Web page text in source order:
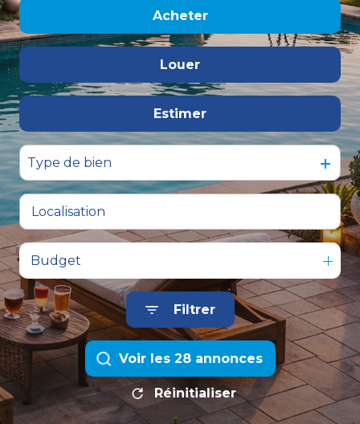
Acheter
De l'immo pro
Louer
De l'immo pro
Estimer
Type de bien
Budget
Filtrer
Voir les 28annonces
Réinitialiser